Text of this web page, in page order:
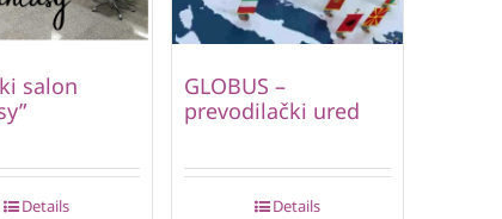
salon
Details
GLOBUS –
prevodilački ured
Details